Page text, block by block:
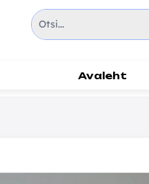
Avaleht